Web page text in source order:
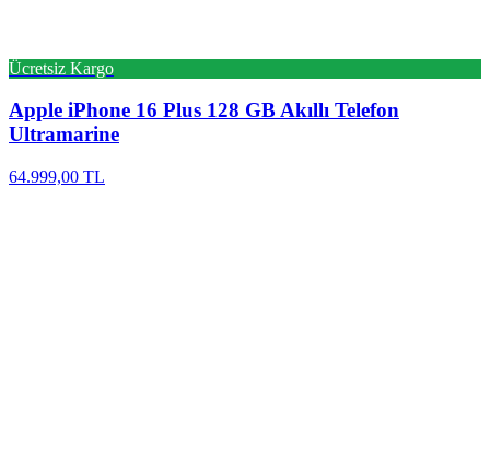
Ücretsiz Kargo
Apple iPhone 16 Plus 128 GB Akıllı Telefon
Ultramarine
64.999,00 TL